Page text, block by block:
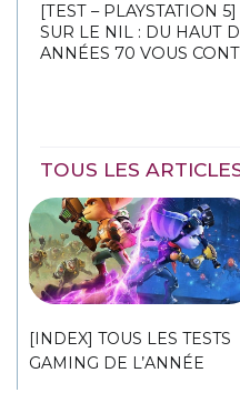
[TEST – PLAYSTATION
SUR LE NIL : DU HAUT
ANNÉES 70 VOUS
TOUS LES
[INDEX] TOUS LES TESTS
GAMING DE L’ANNÉE